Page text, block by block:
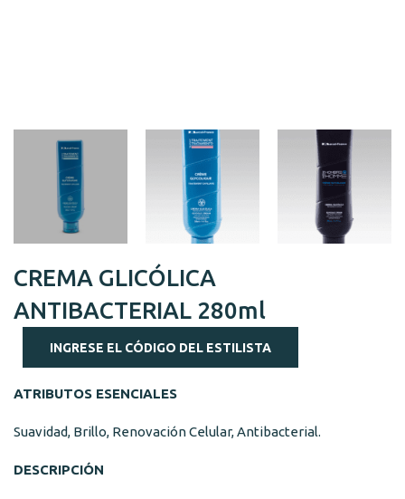
CREMA GLICÓLICA
ANTIBACTERIAL 280ml
INGRESE EL CÓDIGO DEL ESTILISTA
ATRIBUTOS ESENCIALES
Suavidad, Brillo, Renovación Celular, Antibacterial.
DESCRIPCIÓN